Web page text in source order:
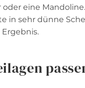
oder eine
in sehr dünne